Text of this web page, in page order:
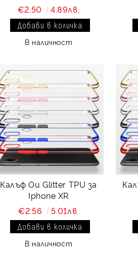
€2.50
4.89лв.
В наличност
Калъф Ou Glitter TPU за
Iphone XR
€2.56
5.01лв.
В наличност